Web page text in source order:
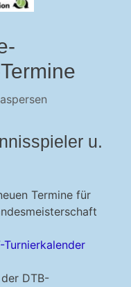
u.
Termine für
Turnierkalender
DTB-